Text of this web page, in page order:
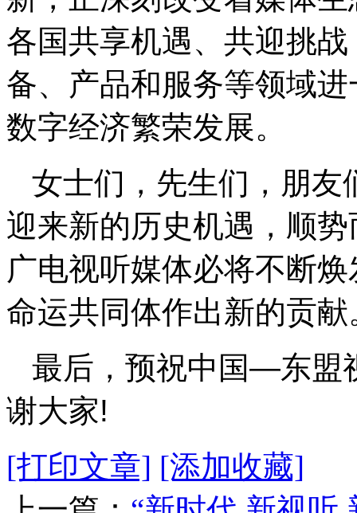
各国共享机遇、共迎挑
备、产品和服务等领域
数字经济繁荣发展。
女士们，先生们，朋
迎来新的历史机遇，顺
广电视听媒体必将不断
命运共同体作出新的贡献
最后，预祝中国—东盟
谢大家!
[打印文章] [添加收藏]